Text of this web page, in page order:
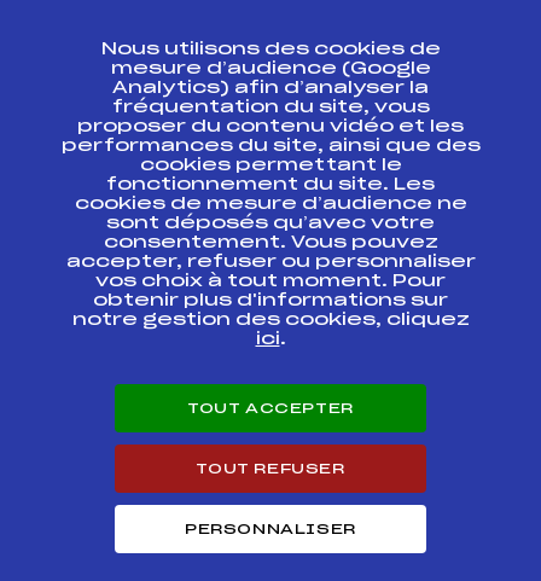
Ressources
Pass’Neige
Projet sportif fédéral
Projet de performance fédéral
Antidopage
Pôle Développement, Formation, Suivi
Scientifique
Listes ministérielles
Pôle vie de l’athlète
Enseignement professionnel
Carrières
Nous utilisons des cookies de
mesure d’audience (Google
Analytics) afin d’analyser la
fréquentation du site, vous
proposer du contenu vidéo et les
performances du site, ainsi que des
cookies permettant le
fonctionnement du site. Les
cookies de mesure d’audience ne
sont déposés qu’avec votre
consentement. Vous pouvez
accepter, refuser ou personnaliser
vos choix à tout moment. Pour
obtenir plus d'informations sur
notre gestion des cookies, cliquez
ici.
TOUT ACCEPTER
TOUT REFUSER
PERSONNALISER